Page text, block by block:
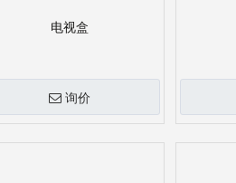
电视盒
询价